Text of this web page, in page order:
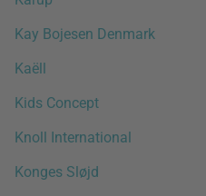
Kay Bojesen Denmark
Kaëll
Kids Concept
Knoll International
Konges Sløjd